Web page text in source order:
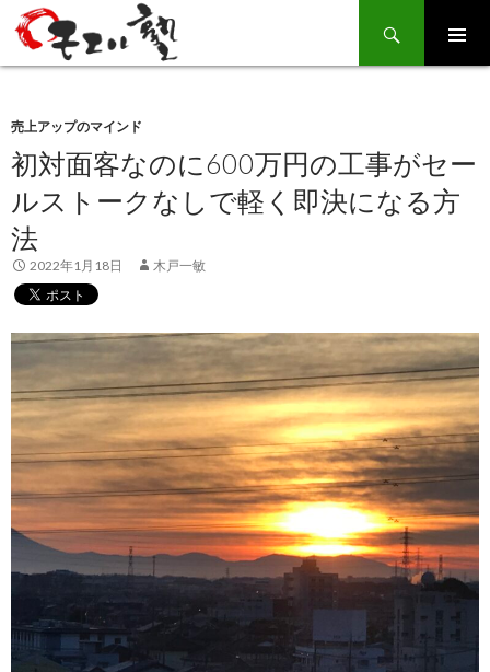
Search
SKIP
TO
売上アップのマインド
初対面客なのに600万円の工事がセー
ルストークなしで軽く即決になる方
法
2022年1月18日 木戸一敏